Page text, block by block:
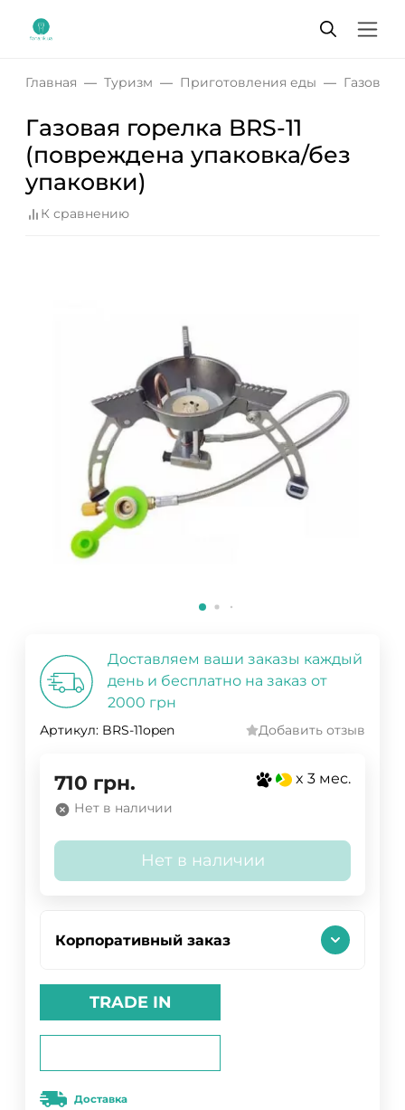
Главная Туризм Приготовления еды Газовые
Газовая горелка BRS-11
(повреждена упаковка/без
упаковки)
К сравнению
Доставляем ваши заказы каждый
день и бесплатно на заказ от
2000 грн
Артикул: BRS-11open Добавить отзыв
710 грн. x 3 мес.
Нет в наличии
Нет в наличии
Корпоративный заказ
TRADE IN
Доставка